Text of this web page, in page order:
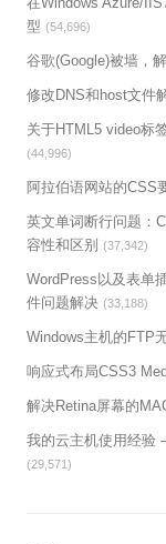
型 (54,696)
谷歌(Google)被墙，
修改DNS和host文件
关于HTML5 video标
(44,996)
阿拉伯语网站的CSS
英文单词断行问题：
容性和区别
(37,342)
WordPress以及表单
件问题解决 (33,188)
Windows主机的FTP
响应式布局CSS3
解决Retina屏幕的
我的云主机使用经验
(29,571)